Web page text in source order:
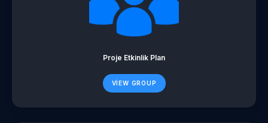
Proje Etkinlik Plan
VIEW GROUP